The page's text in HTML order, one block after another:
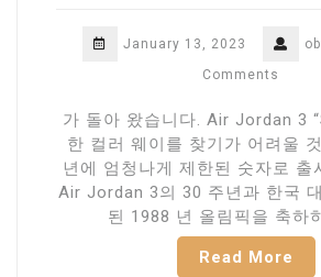
January 13, 2023
Comments
가 돌아 왔습니다. Air Jordan 3
한 컬러 웨이를 찾기가 어려울
년에 엄청나게 제한된 숫자로 출
Air Jordan 3의 30 주년과 한국
된 1988 년 올림픽을 축하
Read More